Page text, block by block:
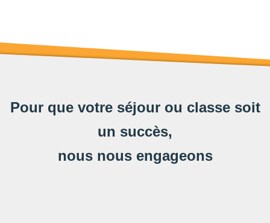
Pour que votre séjour ou classe soit
un succès,
nous nous engageons